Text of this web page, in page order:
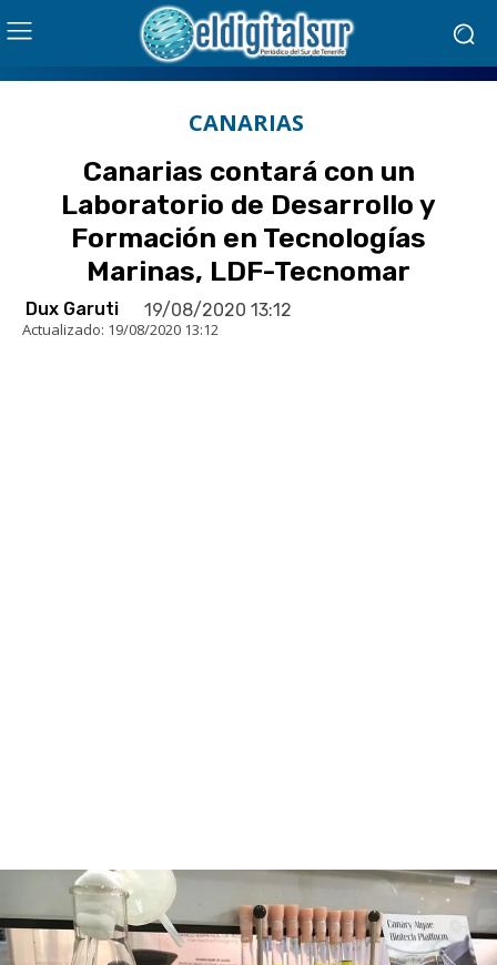
CANARIAS
Canarias contará con un
Laboratorio de Desarrollo y
Formación en Tecnologías
Marinas, LDF-Tecnomar
Dux Garuti 19/08/2020 13:12
Actualizado: 19/08/2020 13:12